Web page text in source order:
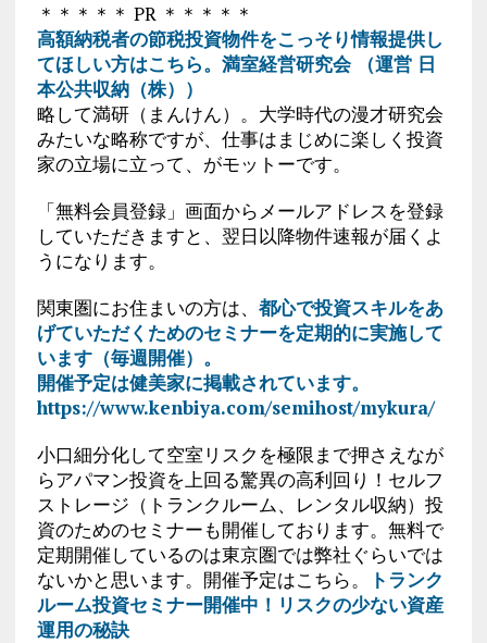
＊＊＊＊＊ PR ＊＊＊＊＊
高額納税者の節税投資物件をこっそり情報提供し
てほしい方はこちら。満室経営研究会 （運営 日
本公共収納（株））
略して満研（まんけん）。大学時代の漫才研究会
みたいな略称ですが、仕事はまじめに楽しく投資
家の立場に立って、がモットーです。
「無料会員登録」画面からメールアドレスを登録
していただきますと、翌日以降物件速報が届くよ
うになります。
関東圏にお住まいの方は、 都心で投資スキルをあ
げていただくためのセミナーを定期的に実施して
います（毎週開催）。
開催予定は健美家に掲載されています。
https://www.kenbiya.com/semihost/mykura/
小口細分化して空室リスクを極限まで押さえなが
らアパマン投資を上回る驚異の高利回り！セルフ
ストレージ（トランクルーム、レンタル収納）投
資のためのセミナーも開催しております。無料で
定期開催しているのは東京圏では弊社ぐらいでは
ないかと思います。開催予定はこちら。
トランク
ルーム投資セミナー開催中！リスクの少ない資産
運用の秘訣